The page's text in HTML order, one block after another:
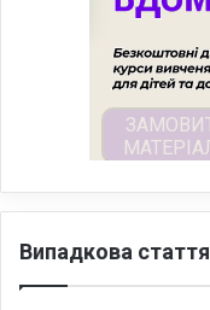
Випадкова стаття